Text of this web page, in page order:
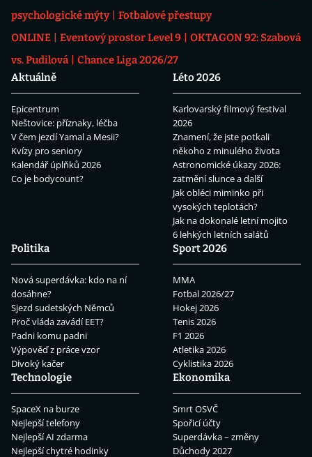
psychologické mýty
Fotbalové přestupy
ONLINE
Eventový prostor Level 9
OKTAGON 92: Szabová
vs. Pudilová
Chance Liga 2026/27
Aktuálně
Epicentrum
Neštovice: příznaky, léčba
V čem jezdí Yamal a Mesii?
Kvízy pro seniory
Kalendář úplňků 2026
Co je bodycount?
Léto 2026
Karlovarský filmový festival
2026
Znamení, že jste potkali
někoho z minulého života
Astronomické úkazy 2026:
zatmění slunce a další
Jak obléci miminko při
vysokých teplotách?
Jak na dokonalé letní mojito
6 lehkých letních salátů
Politika
Nová superdávka: kdo na ní
dosáhne?
Sjezd sudetských Němců
Proč vláda zavádí EET?
Padni komu padni
Výpověď z práce vzor
Divoký kačer
Sport 2026
MMA
Fotbal 2026/27
Hokej 2026
Tenis 2026
F1 2026
Atletika 2026
Cyklistika 2026
Technologie
SpaceX na burze
Nejlepší telefony
Nejlepší AI zdarma
Nejlepší chytré hodinky
Ekonomika
Smrt OSVČ
Spořicí účty
Superdávka – změny
Důchody 2027